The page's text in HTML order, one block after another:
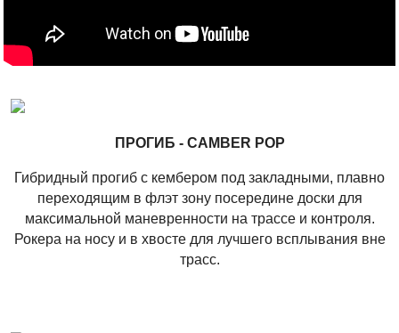
ПРОГИБ - CAMBER POP
Гибридный прогиб с кембером под закладными, плавно
переходящим в флэт зону посередине доски для
максимальной маневренности на трассе и контроля.
Рокера на носу и в хвосте для лучшего всплывания вне
трасс.